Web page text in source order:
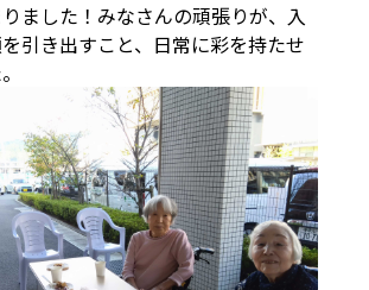
ました！みなさんの頑張りが、入
引き出すこと、日常に彩を持たせ